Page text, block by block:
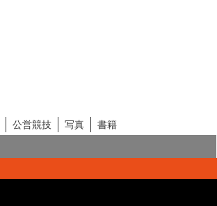
公営競技 写真
書籍